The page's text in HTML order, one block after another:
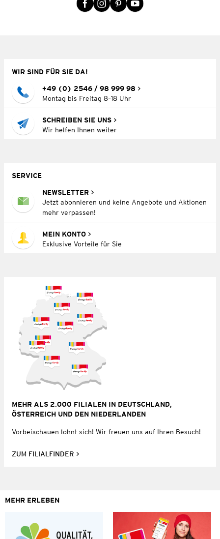
WIR SIND FÜR SIE DA!
+49 (0) 2546 / 98 999 98
Montag bis Freitag 8–18 Uhr
SCHREIBEN SIE UNS
Wir helfen Ihnen weiter
SERVICE
NEWSLETTER
Jetzt abonnieren und keine Angebote und Aktionen
mehr verpassen!
MEIN KONTO
Exklusive Vorteile für Sie
MEHR ALS 2.000 FILIALEN IN DEUTSCHLAND,
ÖSTERREICH UND DEN NIEDERLANDEN
Vorbeischauen lohnt sich! Wir freuen uns auf Ihren Besuch!
ZUM FILIALFINDER
MEHR ERLEBEN